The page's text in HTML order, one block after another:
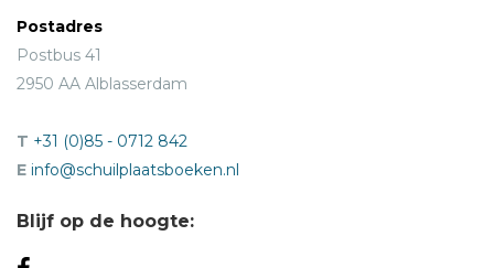
Postadres
Postbus 41
2950 AA Alblasserdam
T +31 (0)85 - 0712 842
E info@schuilplaatsboeken.nl
Blijf op de hoogte: